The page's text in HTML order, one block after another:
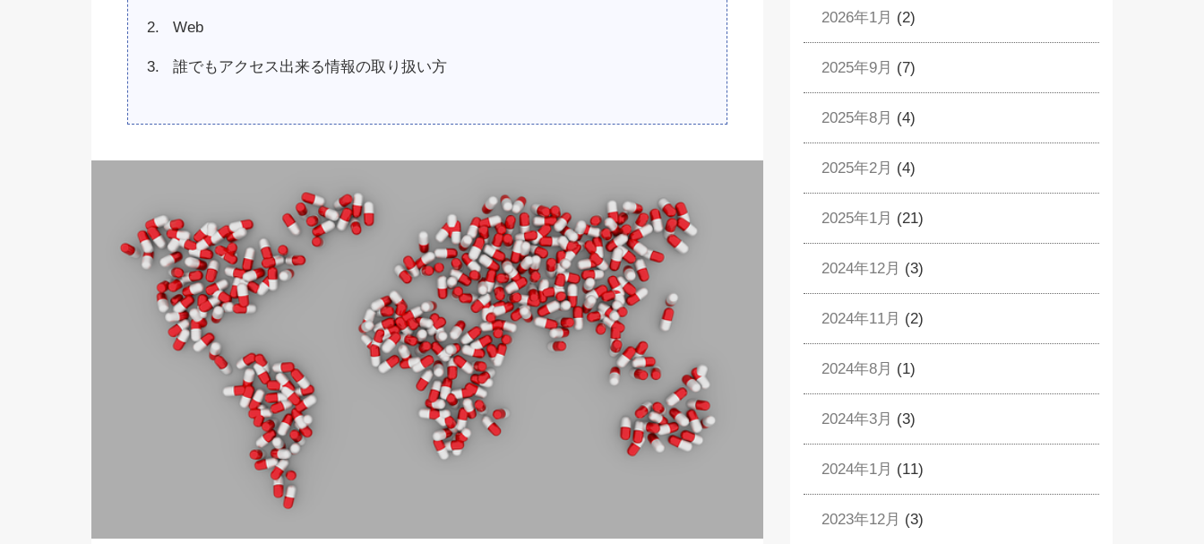
Web
誰でもアクセス出来る情報の取り扱い方
2026年1月 (2)
2025年9月 (7)
2025年8月 (4)
2025年2月 (4)
2025年1月 (21)
2024年12月 (3)
2024年11月 (2)
2024年8月 (1)
2024年3月 (3)
2024年1月 (11)
2023年12月 (3)